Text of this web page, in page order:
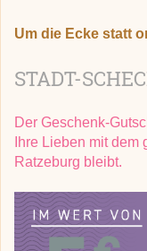
Um die Ecke statt
STADT-
Der Geschenk-
Ihre Lieben mit
Ratzeburg bleibt.